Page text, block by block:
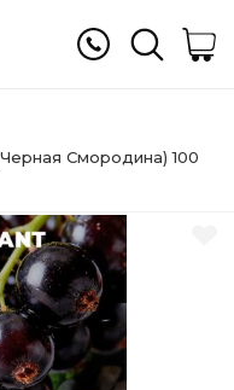
Смородина) 100